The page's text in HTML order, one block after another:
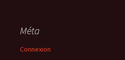
Méta
Connexion